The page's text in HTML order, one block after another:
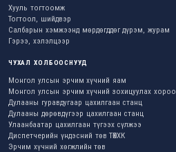
Хууль тогтоомж
Тогтоол, шийдвэр
Салбарын хэмжээнд мөрдөгддөг дүрэм, журам
Гэрээ, хэлэлцээр
ЧУХАЛ ХОЛБООСНУУД
Монгол улсын эрчим хүчний яам
Монгол улсын эрчим хүчний зохицуулах хороо
Дулааны гуравдугаар цахилгаан станц
Дулааны дөрөвдүгээр цахилгаан станц
Улаанбаатар цахилгаан түгээх сүлжээ
Диспетчерийн үндэсний төв ТӨХХК
Эрчим хүчний хөгжлийн төв